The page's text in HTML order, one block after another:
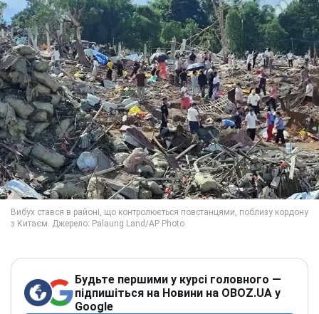
Будьте першими у курсі головного —
підпишіться на Новини на OBOZ.UA у
Google